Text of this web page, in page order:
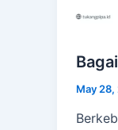
May